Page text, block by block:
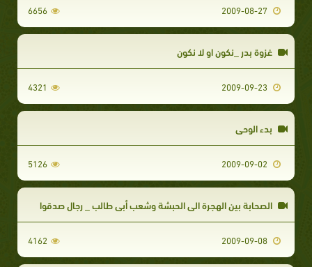
6656
غزوة بدر _نكون او لا نكون
4321
بدء الوحي
5126
الصحابة بين الهجرة الى الحبشة وشعب أبي طالب _ رجال صدقوا
4162